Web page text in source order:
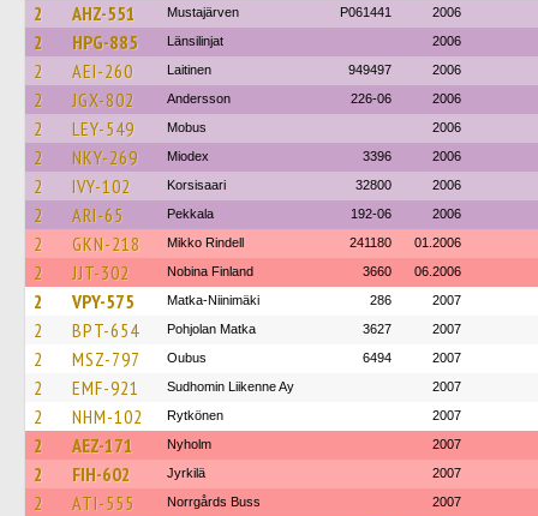
2 AHZ-551 Mustajärven P061441 2006
2 HPG-885 Länsilinjat 2006
2 AEI-260 Laitinen 949497 2006
2 JGX-802 Andersson 226-06 2006
2 LEY-549 Mobus 2006
2 NKY-269 Miodex 3396 2006
2 IVY-102 Korsisaari 32800 2006
2 ARI-65 Pekkala 192-06 2006
2 GKN-218 Mikko Rindell 241180 01.2006
2 JJT-302 Nobina Finland 3660 06.2006
2 VPY-575 Matka-Niinimäki 286 2007
2 BPT-654 Pohjolan Matka 3627 2007
2 MSZ-797 Oubus 6494 2007
2 EMF-921 Sudhomin Liikenne Ay 2007
2 NHM-102 Rytkönen 2007
2 AEZ-171 Nyholm 2007
2 FIH-602 Jyrkilä 2007
2 ATI-555 Norrgårds Buss 2007